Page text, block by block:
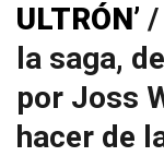
ULTRÓN’ /
la saga,
por Joss
hacer de